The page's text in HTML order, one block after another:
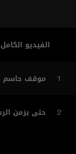
الفيديو الكامل
1 موقف حاسم
2 حتى بزمن